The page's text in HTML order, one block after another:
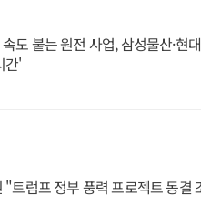
도 붙는 원전 사업, 삼성물산·현
간'
"트럼프 정부 풍력 프로젝트 동결